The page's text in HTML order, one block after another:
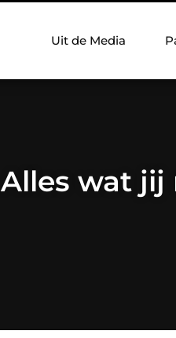
Uit de Media
Alles wat jij